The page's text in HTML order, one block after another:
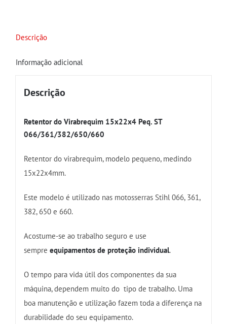
Descrição
Informação adicional
Descrição
Retentor do Virabrequim 15x22x4 Peq. ST
066/361/382/650/660
Retentor do virabrequim, modelo pequeno, medindo
15x22x4mm.
Este modelo é utilizado nas motosserras Stihl 066, 361,
382, 650 e 660.
Acostume-se ao trabalho seguro e use
sempre equipamentos de proteção individual.
O tempo para vida útil dos componentes da sua
máquina, dependem muito do tipo de trabalho. Uma
boa manutenção e utilização fazem toda a diferença na
durabilidade do seu equipamento.